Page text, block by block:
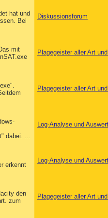
hat und
Bei
Diskussionsforum
mit
Plagegeister aller Art
Plagegeister aller Art
dabei. ...
Log-Analyse und
erkennt
Log-Analyse und
den
zum
Plagegeister aller Art